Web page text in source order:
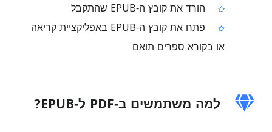
הורד את קובץ ה‑EPUB שהתקבל
פתח את קובץ ה‑EPUB באפליקציית קריאה
או בקורא ספרים תואם
למה משתמשים ב‑PDF ל‑EPUB?